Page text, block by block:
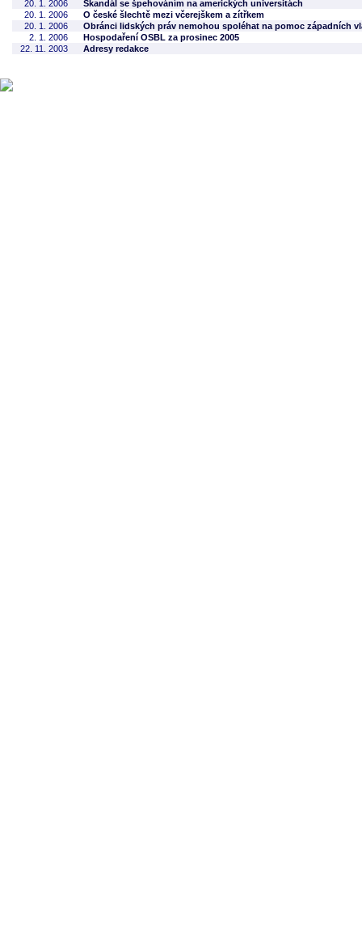
20. 1. 2006
Skandál se špehováním na amerických universitách
20. 1. 2006
O české šlechtě mezi včerejškem a zítřkem
20. 1. 2006
Obránci lidských práv nemohou spoléhat na pomoc západních
2. 1. 2006
Hospodaření OSBL za prosinec 2005
22. 11. 2003
Adresy redakce